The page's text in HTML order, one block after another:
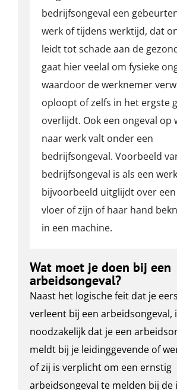
bedrijfsongeval een
werk of tijdens werktijd, dat
leidt tot schade aan de
gaat hier veelal om fysieke
waardoor de werknemer
oploopt of zelfs in het ergste
overlijdt. Ook een ongeval op
naar werk valt onder een
bedrijfsongeval. Voorbeeld
bedrijfsongeval is als een
bijvoorbeeld uitglijdt over
vloer of zijn of haar hand
in een machine.
Wat moet je doen bij een
arbeidsongeval?
Naast het logische feit dat je
verleent bij een arbeidsongeval,
noodzakelijk dat je een
meldt bij je leidinggevende of
of zij is verplicht om een ernstig
arbeidsongeval te melden bij de